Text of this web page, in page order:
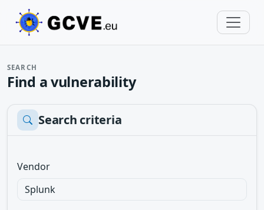
SEARCH
Find a vulnerability
Search criteria
Vendor